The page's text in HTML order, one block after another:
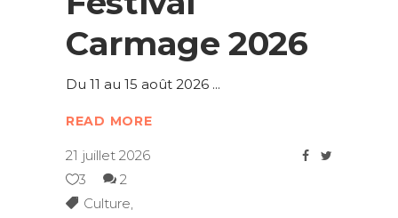
Carmage 2026
Du 11 au 15 août 2026
READ MORE
21 juillet 2026
3
2
Culture,